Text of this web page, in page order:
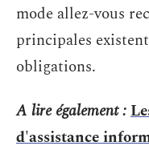
mode allez-vous
principales
obligations.
A lire également :
d'assistance